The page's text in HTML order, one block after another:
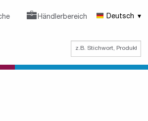
Händlerbereich Deutsch